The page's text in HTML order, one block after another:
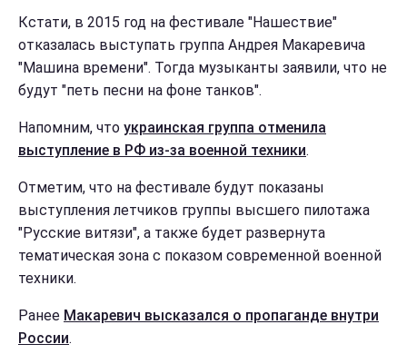
Кстати, в 2015 год на фестивале "Нашествие"
отказалась выступать группа Андрея Макаревича
"Машина времени". Тогда музыканты заявили, что не
будут "петь песни на фоне танков".
Напомним, что украинская группа отменила
выступление в РФ из-за военной техники.
Отметим, что на фестивале будут показаны
выступления летчиков группы высшего пилотажа
"Русские витязи", а также будет развернута
тематическая зона с показом современной военной
техники.
Ранее Макаревич высказался о пропаганде внутри
России.